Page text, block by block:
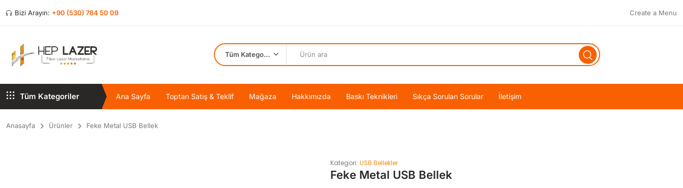
Bizi Arayın: +90 (530) 784 50 09 Create a Menu
Tüm Kategoriler
Tüm Kategoriler Ana Sayfa Toptan Satış & Teklif Mağaza Hakkımızda Baskı Teknikleri Sıkça Sorulan Sorular İletişim
Anasayfa Ürünler Feke Metal USB Bellek
Kategori: USB Bellekler
Feke Metal USB Bellek